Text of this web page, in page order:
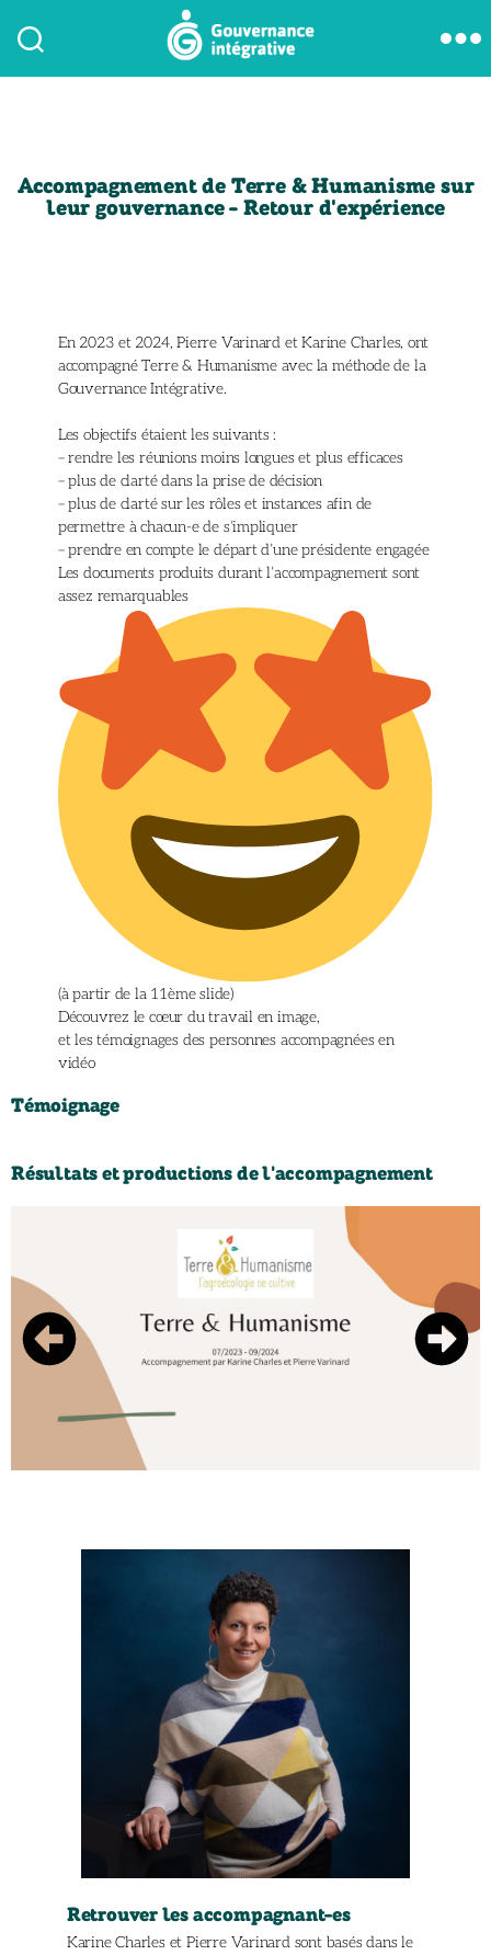
Accompagnement de Terre & Humanisme sur
leur gouvernance - Retour d'expérience
En 2023 et 2024, Pierre Varinard et Karine Charles, ont
accompagné Terre & Humanisme avec la méthode de la
Gouvernance Intégrative.
Les objectifs étaient les suivants :
– rendre les réunions moins longues et plus efficaces
– plus de clarté dans la prise de décision
– plus de clarté sur les rôles et instances afin de
permettre à chacun-e de s’impliquer
– prendre en compte le départ d’une présidente engagée
Les documents produits durant l’accompagnement sont
assez remarquables
(à partir de la 11ème slide)
Découvrez le cœur du travail en image,
et les témoignages des personnes accompagnées en
vidéo
Témoignage
Résultats et productions de l'accompagnement
Retrouver les accompagnant-es
Karine Charles et Pierre Varinard sont basés dans le